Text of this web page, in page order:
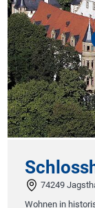
74249
Wohnen in